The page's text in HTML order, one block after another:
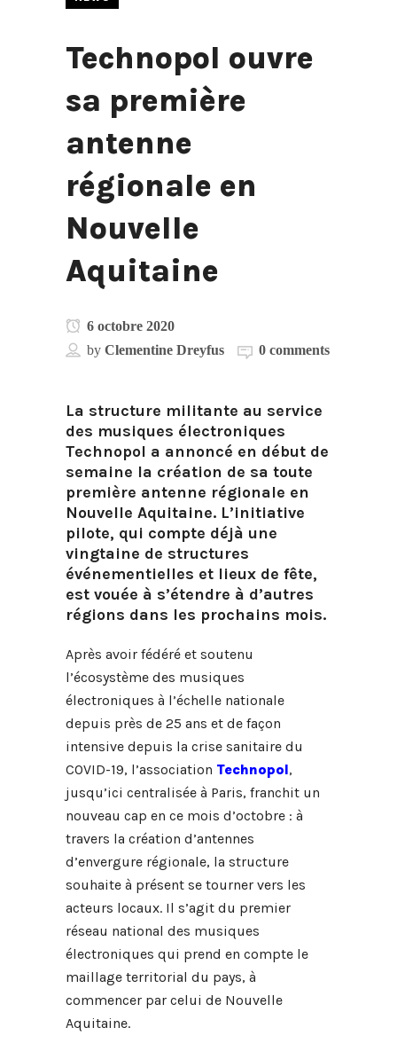
Technopol ouvre
sa première
antenne
régionale en
Nouvelle
Aquitaine
6 octobre 2020
by Clementine Dreyfus 0 comments
La structure militante au service
des musiques électroniques
Technopol a annoncé en début de
semaine la création de sa toute
première antenne régionale en
Nouvelle Aquitaine. L’initiative
pilote, qui compte déjà une
vingtaine de structures
événementielles et lieux de fête,
est vouée à s’étendre à d’autres
régions dans les prochains mois.
Après avoir fédéré et soutenu
l’écosystème des musiques
électroniques à l’échelle nationale
depuis près de 25 ans et de façon
intensive depuis la crise sanitaire du
COVID-19, l’association Technopol,
jusqu’ici centralisée à Paris, franchit un
nouveau cap en ce mois d’octobre : à
travers la création d’antennes
d’envergure régionale, la structure
souhaite à présent se tourner vers les
acteurs locaux. Il s’agit du premier
réseau national des musiques
électroniques qui prend en compte le
maillage territorial du pays, à
commencer par celui de Nouvelle
Aquitaine.